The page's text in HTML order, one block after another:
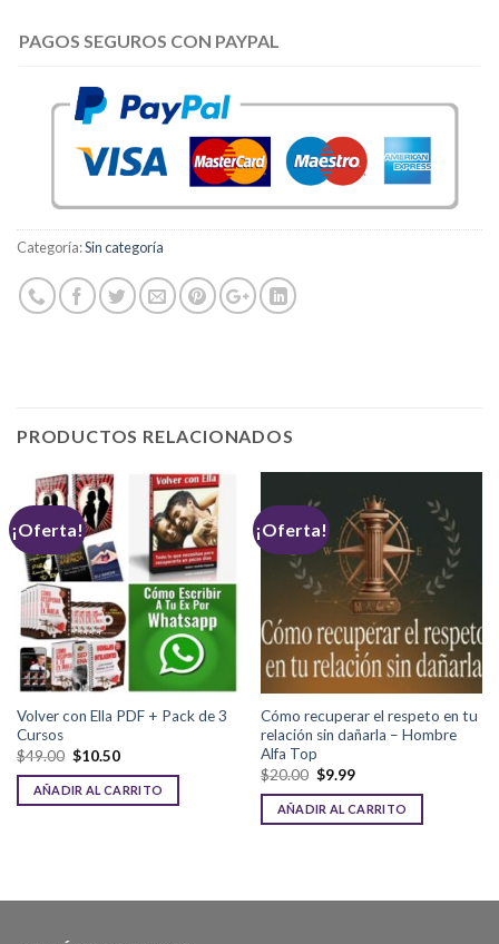
PAGOS SEGUROS CON PAYPAL
Categoría:Sin categoría
PRODUCTOS RELACIONADOS
¡Oferta!
Volver con Ella PDF + Pack de 3
Cursos
$49.00 $10.50
AÑADIR AL CARRITO
¡Oferta!
Cómo recuperar el respeto en tu
relación sin dañarla – Hombre
Alfa Top
$20.00 $9.99
AÑADIR AL CARRITO